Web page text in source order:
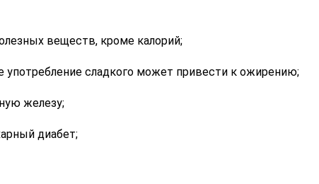
веществ, кроме калорий;
употребление сладкого может привести к ожирению;
железу;
диабет;